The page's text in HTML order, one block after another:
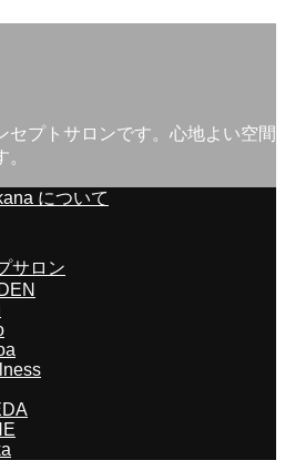
セプトサロンです。心地よい空間
について
サロン